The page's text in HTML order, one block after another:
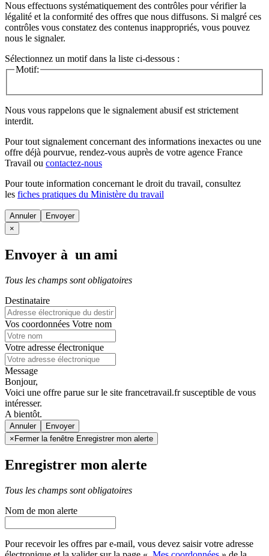
Nous effectuons systématiquement des contrôles pour vérifier la
légalité et la conformité des offres que nous diffusons. Si malgré ces
contrôles vous constatez des contenus inappropriés, vous pouvez
nous le signaler.
Sélectionnez un motif dans la liste ci-dessous :
Motif:
Nous vous rappelons que le signalement abusif est strictement
interdit.
Pour tout signalement concernant des informations inexactes ou une
offre déjà pourvue, rendez-vous auprès de votre agence France
Travail ou contactez-nous
Pour toute information concernant le droit du travail, consultez
les fiches pratiques du Ministère du travail
Annuler
×
Envoyer à un ami
Tous les champs sont obligatoires
Destinataire
Vos coordonnées Votre nom
Votre adresse électronique
Message
Bonjour,
Voici une offre parue sur le site francetravail.fr susceptible de vous
intéresser.
A bientôt.
Annuler
× Fermer la fenêtre Enregistrer mon alerte
Enregistrer mon alerte
Tous les champs sont obligatoires
Nom de mon alerte
Pour recevoir les offres par e-mail, vous devez saisir votre adresse